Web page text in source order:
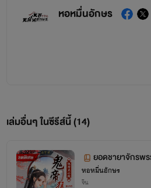
หอหมื่นอักษร
เล่มอื่นๆ ในซีรีส์นี้ (14)
ยอดชายาจักรพ
252-447
หอหมื่นอักษร
จีน